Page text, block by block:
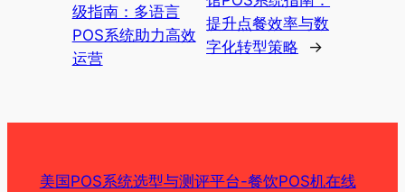
级指南：多语言
POS系统助力高效
运营
提升点餐效率与数
字化转型策略
→
美国POS系统选型与测评平台-餐饮POS机在线